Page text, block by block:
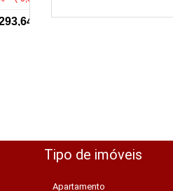
Tipo de imóveis
Apartamento